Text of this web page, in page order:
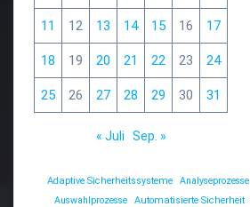
11 12 13 14 15 16 17
18 19 20 21 22 23 24
25 26 27 28 29 30 31
« Juli Sep. »
Adaptive Sicherheitssysteme Analyseprozesse
Auswahlprozesse
Automatisierte Sicherheit